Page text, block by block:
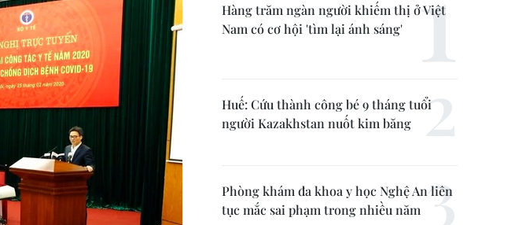
Hàng trăm ngàn người khiếm thị ở Việt
Nam có cơ hội 'tìm lại ánh sáng'
Huế: Cứu thành công bé 9 tháng tuổi
người Kazakhstan nuốt kim băng
Phòng khám đa khoa y học Nghệ An liên
tục mắc sai phạm trong nhiều năm